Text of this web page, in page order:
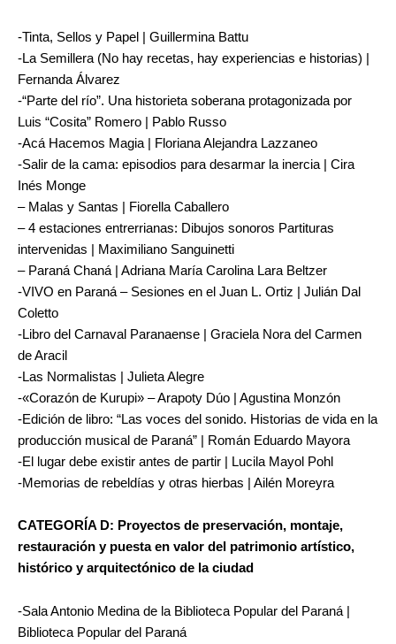
-Tinta, Sellos y Papel | Guillermina Battu
-La Semillera (No hay recetas, hay experiencias e historias) |
Fernanda Álvarez
-“Parte del río”. Una historieta soberana protagonizada por
Luis “Cosita” Romero | Pablo Russo
-Acá Hacemos Magia | Floriana Alejandra Lazzaneo
-Salir de la cama: episodios para desarmar la inercia | Cira
Inés Monge
– Malas y Santas | Fiorella Caballero
– 4 estaciones entrerrianas: Dibujos sonoros Partituras
intervenidas | Maximiliano Sanguinetti
– Paraná Chaná | Adriana María Carolina Lara Beltzer
-VIVO en Paraná – Sesiones en el Juan L. Ortiz | Julián Dal
Coletto
-Libro del Carnaval Paranaense | Graciela Nora del Carmen
de Aracil
-Las Normalistas | Julieta Alegre
-«Corazón de Kurupi» – Arapoty Dúo | Agustina Monzón
-Edición de libro: “Las voces del sonido. Historias de vida en la
producción musical de Paraná” | Román Eduardo Mayora
-El lugar debe existir antes de partir | Lucila Mayol Pohl
-Memorias de rebeldías y otras hierbas | Ailén Moreyra
CATEGORÍA D: Proyectos de preservación, montaje,
restauración y puesta en valor del patrimonio artístico,
histórico y arquitectónico de la ciudad
-Sala Antonio Medina de la Biblioteca Popular del Paraná |
Biblioteca Popular del Paraná